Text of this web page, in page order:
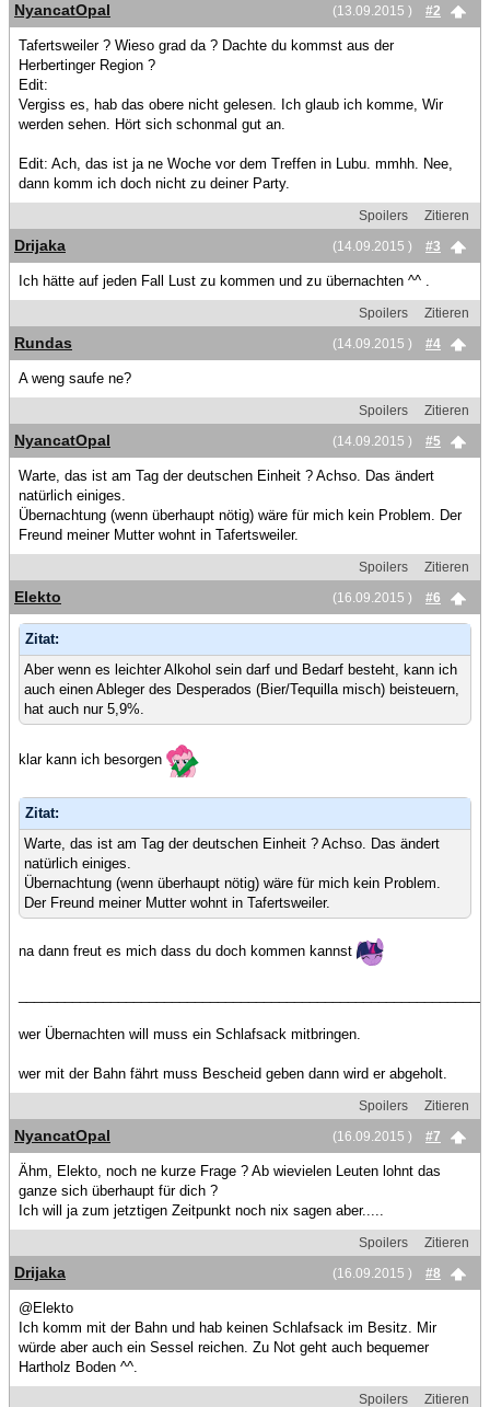
(13.09.2015 )
#2
NyancatOpal
Tafertsweiler ? Wieso grad da ? Dachte du kommst aus der
Herbertinger Region ?
Edit:
Vergiss es, hab das obere nicht gelesen. Ich glaub ich komme, Wir
werden sehen. Hört sich schonmal gut an.
Edit: Ach, das ist ja ne Woche vor dem Treffen in Lubu. mmhh. Nee,
dann komm ich doch nicht zu deiner Party.
Spoilers
Zitieren
(14.09.2015 )
#3
Drijaka
Ich hätte auf jeden Fall Lust zu kommen und zu übernachten ^^ .
Spoilers
Zitieren
(14.09.2015 )
#4
Rundas
A weng saufe ne?
Spoilers
Zitieren
(14.09.2015 )
#5
NyancatOpal
Warte, das ist am Tag der deutschen Einheit ? Achso. Das ändert
natürlich einiges.
Übernachtung (wenn überhaupt nötig) wäre für mich kein Problem. Der
Freund meiner Mutter wohnt in Tafertsweiler.
Spoilers
Zitieren
(16.09.2015 )
#6
Elekto
Zitat:
Aber wenn es leichter Alkohol sein darf und Bedarf besteht, kann ich
auch einen Ableger des Desperados (Bier/Tequilla misch) beisteuern,
hat auch nur 5,9%.
klar kann ich besorgen
Zitat:
Warte, das ist am Tag der deutschen Einheit ? Achso. Das ändert
natürlich einiges.
Übernachtung (wenn überhaupt nötig) wäre für mich kein Problem.
Der Freund meiner Mutter wohnt in Tafertsweiler.
na dann freut es mich dass du doch kommen kannst
wer Übernachten will muss ein Schlafsack mitbringen.
wer mit der Bahn fährt muss Bescheid geben dann wird er abgeholt.
Spoilers
Zitieren
(16.09.2015 )
#7
NyancatOpal
Ähm, Elekto, noch ne kurze Frage ? Ab wievielen Leuten lohnt das
ganze sich überhaupt für dich ?
Ich will ja zum jetztigen Zeitpunkt noch nix sagen aber.....
Spoilers
Zitieren
(16.09.2015 )
#8
Drijaka
@Elekto
Ich komm mit der Bahn und hab keinen Schlafsack im Besitz. Mir
würde aber auch ein Sessel reichen. Zu Not geht auch bequemer
Hartholz Boden ^^.
Spoilers Zitieren